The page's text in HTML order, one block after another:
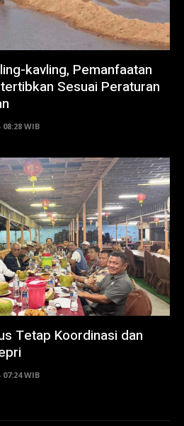
kavling, Pemanfaatan
Sesuai Peraturan
WIB
Tetap Koordinasi dan
WIB